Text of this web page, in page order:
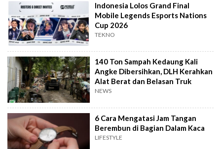
Indonesia Lolos Grand Final
Mobile Legends Esports Nations
Cup 2026
TEKNO
140 Ton Sampah Kedaung Kali
Angke Dibersihkan, DLH Kerahkan
Alat Berat dan Belasan Truk
NEWS
6 Cara Mengatasi Jam Tangan
Berembun di Bagian Dalam Kaca
LIFESTYLE